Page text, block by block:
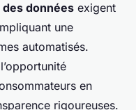
données exigent
une
automatisés.
en
rigoureuses.